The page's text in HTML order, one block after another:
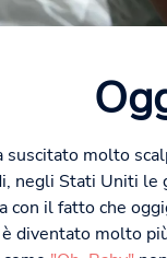
molto
negli Stati Uniti
con il fatto che
diventato molto